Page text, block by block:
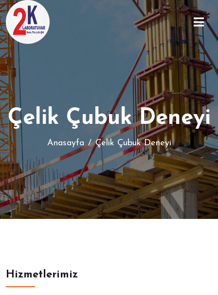
Çelik Çubuk Deneyi
Anasayfa Çelik Çubuk Deneyi
Hizmetlerimiz